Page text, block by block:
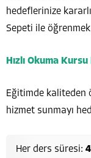
hedeflerinize
Sepeti ile öğrenmek
Hızlı Okuma
Eğitimde kaliteden
hizmet sunmayı
Her ders süresi: